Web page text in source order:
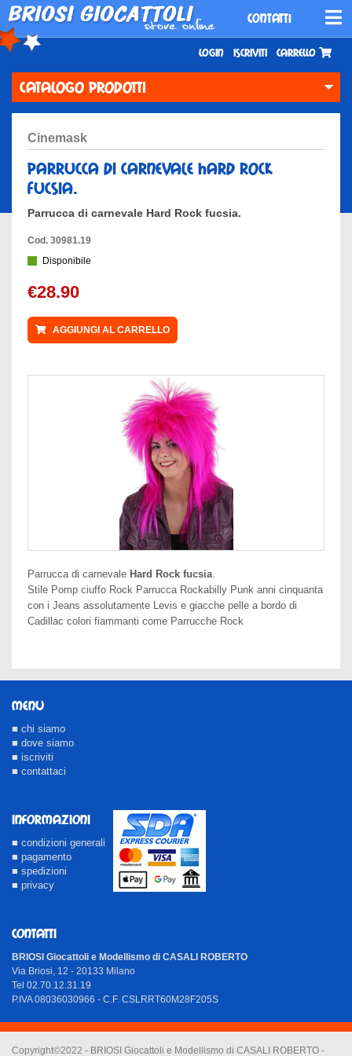
CONTATTI
CATALOGO PRODOTTI
Login Iscriviti Carrello
cinemask
parrucca di carnevale hard rock
fucsia.
Parrucca di carnevale Hard Rock fucsia.
Cod. 30981.19
Disponibile
€28.90
AGGIUNGI AL CARRELLO
Parrucca di carnevale Hard Rock fucsia
Stile Pomp ciuffo Rock Parrucca Rockabilly Punk anni cinquanta
con i Jeans assolutamente Levis e giacche pelle a bordo di
Cadillac colori fiammanti come Parrucche Rock
MENU
■ chi siamo
■ dove siamo
■ iscriviti
■ contattaci
INFORMAZIONI
■ condizioni generali
■ pagamento
■ spedizioni
■ privacy
CONTATTI
BRIOSI Giocattoli e Modellismo di CASALI ROBERTO
Via Briosi, 12 - 20133 Milano
Tel 02.70.12.31.19
P.IVA 08036030966 - C.F. CSLRRT60M28F205S
Copyright©2022 - BRIOSI Giocattoli e Modellismo di CASALI ROBERTO -